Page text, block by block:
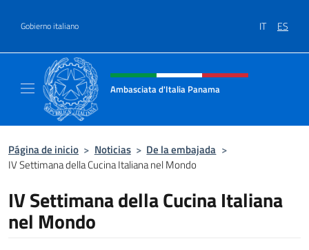
Gobierno italiano IT ES
Encabezado del sitio web,
Ambasciata d'Italia Panama
Página de inicio > Noticias > De la embajada >
IV Settimana della Cucina Italiana nel Mondo
IV Settimana della Cucina Italiana
nel Mondo